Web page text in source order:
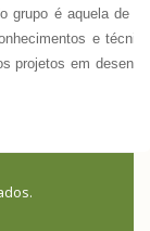
grupo é aquela de
e
projetos em